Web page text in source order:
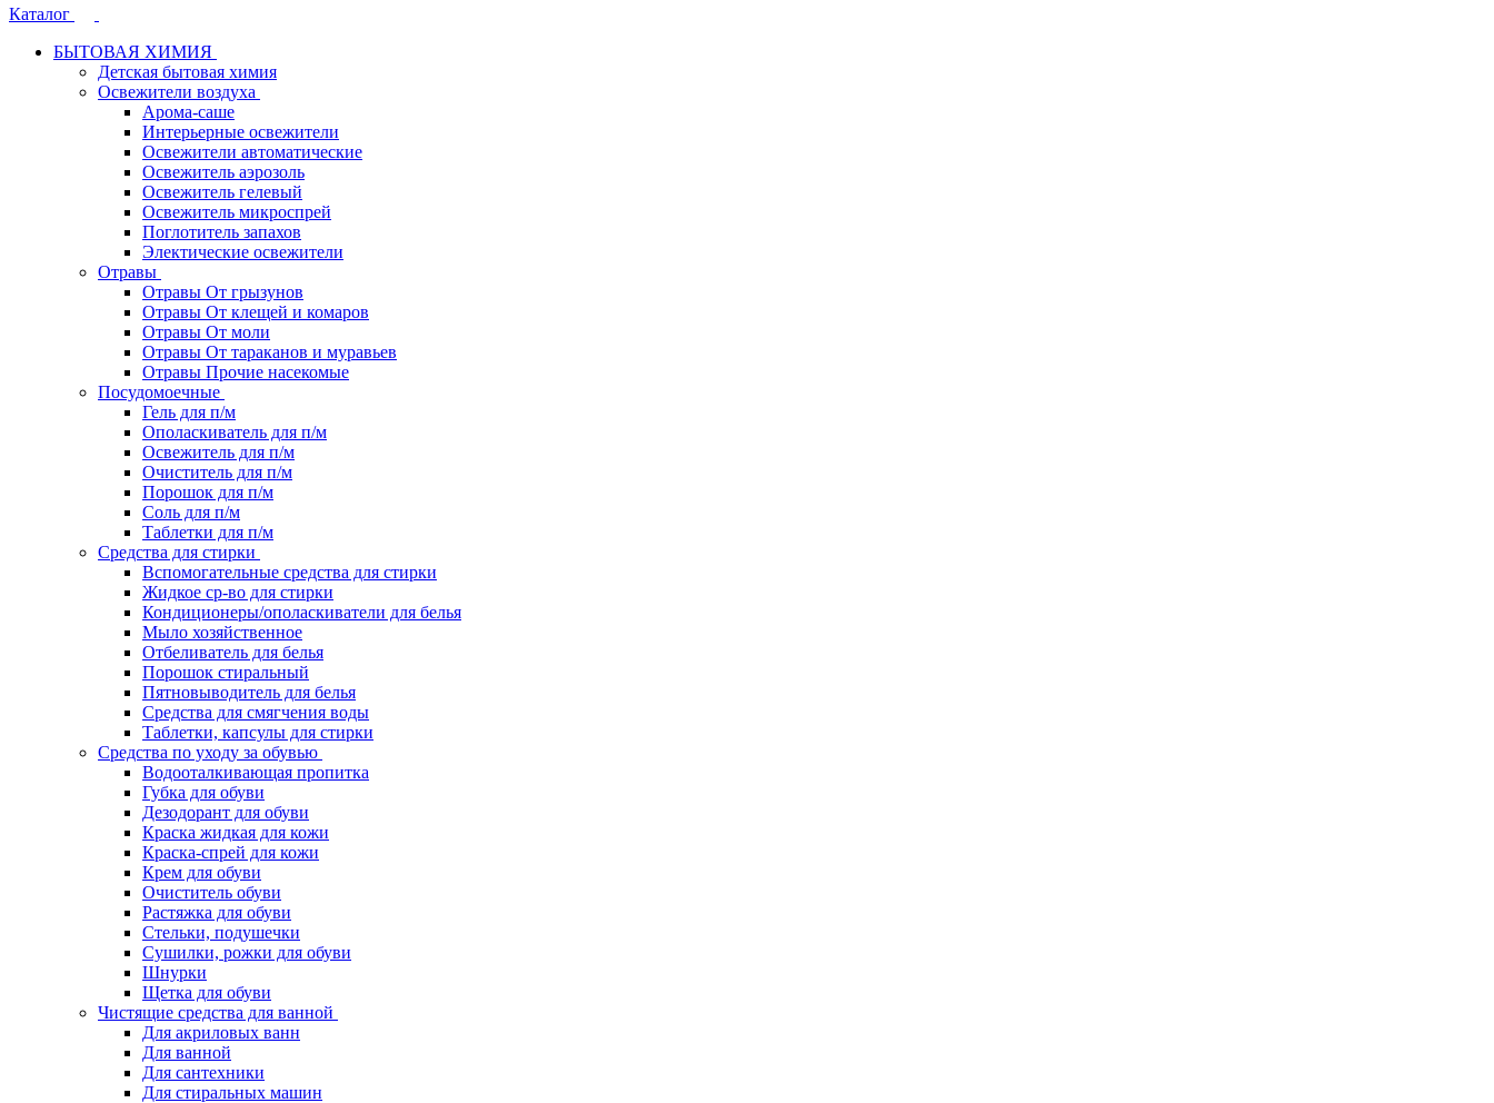
Каталог
БЫТОВАЯ ХИМИЯ
Детская бытовая химия
Освежители воздуха
Арома-саше
Интерьерные освежители
Освежители автоматические
Освежитель аэрозоль
Освежитель гелевый
Освежитель микроспрей
Поглотитель запахов
Электические освежители
Отравы
Отравы От грызунов
Отравы От клещей и комаров
Отравы От моли
Отравы От тараканов и муравьев
Отравы Прочие насекомые
Посудомоечные
Гель для п/м
Ополаскиватель для п/м
Освежитель для п/м
Очиститель для п/м
Порошок для п/м
Соль для п/м
Таблетки для п/м
Средства для стирки
Вспомогательные средства для стирки
Жидкое ср-во для стирки
Кондиционеры/ополаскиватели для белья
Мыло хозяйственное
Отбеливатель для белья
Порошок стиральный
Пятновыводитель для белья
Средства для смягчения воды
Таблетки, капсулы для стирки
Средства по уходу за обувью
Водооталкивающая пропитка
Губка для обуви
Дезодорант для обуви
Краска жидкая для кожи
Краска-спрей для кожи
Крем для обуви
Очиститель обуви
Растяжка для обуви
Стельки, подушечки
Сушилки, рожки для обуви
Шнурки
Щетка для обуви
Чистящие средства для ванной
Для акриловых ванн
Для ванной
Для сантехники
Для стиральных машин